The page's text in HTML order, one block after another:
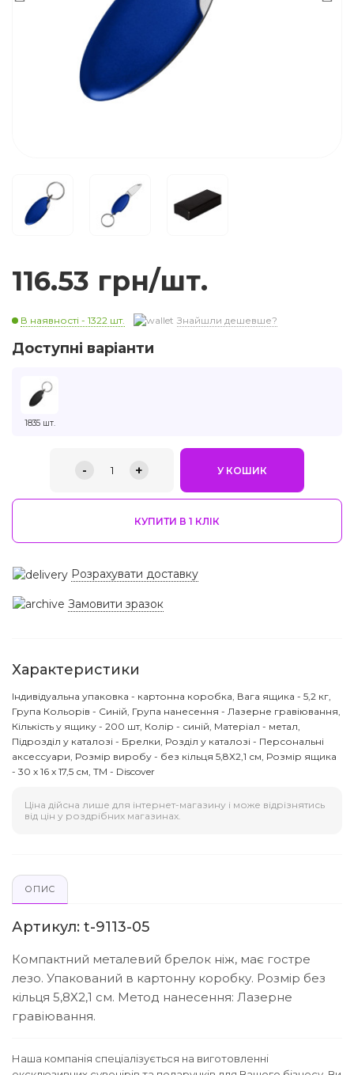
116.53 грн/шт.
В наявності - 1322 шт. Знайшли дешевше?
Доступні варіанти
1835 шт.
- 1 + У КОШИК
КУПИТИ В 1 КЛIК
Розрахувати доставку
Замовити зразок
Характеристики
Індивідуальна упаковка - картонна коробка, Вага ящика - 5,2 кг,
Група Кольорів - Синій, Група нанесення - Лазерне гравіювання,
Кількість у ящику - 200 шт, Колір - синій, Матеріал - метал,
Підрозділ у каталозі - Брелки, Розділ у каталозі - Персональні
аксессуари, Розмір виробу - без кільця 5,8Х2,1 см, Розмір ящика
- 30 х 16 х 17,5 см, ТМ - Discover
Ціна дійсна лише для інтернет-магазину і може відрізнятись
від цін у роздрібних магазинах.
ОПИС
Артикул: t-9113-05
Компактний металевий брелок ніж, має гостре
лезо. Упакований в картонну коробку. Розмір без
кільця 5,8Х2,1 см. Метод нанесення: Лазерне
гравіювання.
Наша компанія спеціалізується на виготовленні